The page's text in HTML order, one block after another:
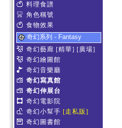
料理食譜
角色稱號
食物效果
奇幻系列 - Fantasy
奇幻藝廊 [精華] [廣場]
奇幻繪圖館
奇幻音樂廳
奇幻寫真館
奇幻伸展台
奇幻電影院
奇幻小幫手 [走私販]
奇幻圖書館